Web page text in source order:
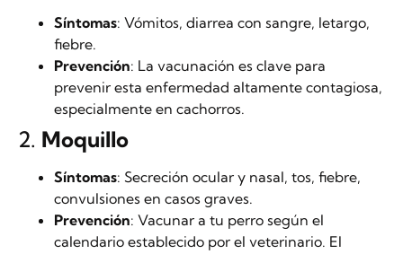
Síntomas: Vómitos, diarrea con sangre, letargo,
fiebre.
Prevención: La vacunación es clave para
prevenir esta enfermedad altamente contagiosa,
especialmente en cachorros.
2. Moquillo
Síntomas: Secreción ocular y nasal, tos, fiebre,
convulsiones en casos graves.
Prevención: Vacunar a tu perro según el
calendario establecido por el veterinario. El